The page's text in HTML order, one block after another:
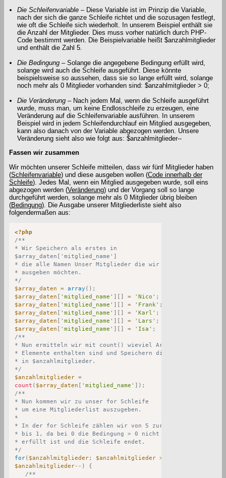
Die Schleifenvariable – Diese Variable ist im Prinzip die Variable,
nach der sich die ganze Schleife richtet und die sozusagen festlegt,
wie oft die Schleife sich wiederholt. In unserem Beispiel enthält sie
die Anzahl der Mitglieder. Dies muss vorher natürlich durch PHP-
Code bestimmt werden. Die Beispielvariable heißt $anzahlmitglieder
und enthält die Zahl 5.
Die Bedingung – Solange die angegebene Bedingung erfüllt wird,
solange wird auch die Schleife ausgeführt. Diese könnte
beispielsweise so aussehen, dass sie so lange erfüllt wird, solange
noch mehr als 0 Mitglieder vorhanden sind: $anzahlmitglieder > 0;
Die Veränderung – Nach jedem Mal, wenn die Schleife ausgeführt
wurde, muss man, um keine Endlosschleife zu erzeugen, eine
Veränderung auf die Schleifenvariable ausführen. In unserem
Beispiel wird in jedem Schleifendurchlauf ein Mitglied ausgegeben,
kann also danach von der Variable abgezogen werden. Unsere
Veränderung sieht also wie folgt aus: $anzahlmitglieder--
Fassen wir zusammen
Wir möchten unserer Schleife mitteilen, dass wir fünf Mitglieder haben
(Schleifenvariable) und diese ausgeben wollen (Code innerhalb der
Schleife). Jedes Mal, wenn ein Mitglied ausgegeben wurde, soll eins
abgezogen werden (Veränderung) und der Vorgang soll so lange
durchgeführt werden, solange mehr als 0 Mitglieder übrig bleiben
(Bedingung). Die Ausgabe unserer Mitgliederliste sieht also
folgendermaßen aus:
<?php
/**
* Wir Speichern als erstes in
$array_daten['mitglied_name']
* die alle Namen Unser Mitglieder die wir weiter unten
* ausgeben möchten.
*/
$array_daten
= array ( ) ;
$array_daten [ 'mitglied_name' ] [ ] = 'Nico' ;
$array_daten [ 'mitglied_name' ] [ ] = 'Frank' ;
$array_daten [ 'mitglied_name' ] [ ] = 'Karl' ;
$array_daten [ 'mitglied_name' ] [ ] = 'Lars' ;
$array_daten [ 'mitglied_name' ] [ ] = 'Isa' ;
/**
* Nun ermitteln wir mit count() wieviel Array-
* Elemente enthalten sind und Speichern die Anzahl
* in $anzahlmitglieder.
*/
$anzahlmitglieder =
count ( $array_daten [ 'mitglied_name' ] ) ;
/**
* Nun kommen wir zu unser for Schleife
* um eine Mitgliederlist auszugeben.
*
* In der for Schleife zählen wir von 5 zurück
* bis 1, da bei 0 die Bedingung > 0 nicht mehr
* erfüllt ist und die Schleife endet.
*/
for( $anzahlmitglieder; $anzahlmitglieder >
$anzahlmitglieder-- )
{
/**